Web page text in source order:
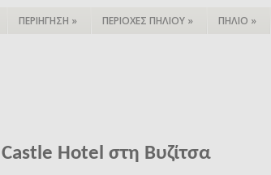
ΠΕΡΙΗΓΗΣΗ » ΠΕΡΙΟΧΕΣ ΠΗΛΙΟΥ » ΠΗΛΙΟ »
Hotel στη Βυζίτσα